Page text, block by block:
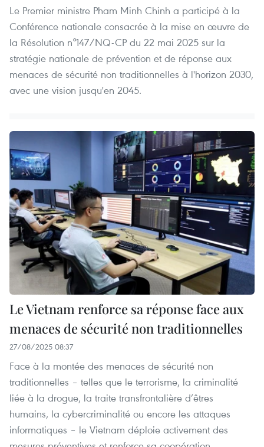
Le Premier ministre Pham Minh Chinh a participé à la
Conférence nationale consacrée à la mise en œuvre de
la Résolution n°147/NQ-CP du 22 mai 2025 sur la
stratégie nationale de prévention et de réponse aux
menaces de sécurité non traditionnelles à l'horizon 2030,
avec une vision jusqu'en 2045.
Le Vietnam renforce sa réponse face aux
menaces de sécurité non traditionnelles
27/08/2025 08:37
Face à la montée des menaces de sécurité non
traditionnelles – telles que le terrorisme, la criminalité
liée à la drogue, la traite transfrontalière d’êtres
humains, la cybercriminalité ou encore les attaques
informatiques – le Vietnam déploie activement des